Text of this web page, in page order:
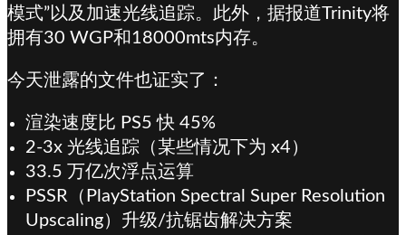
模式”以及加速光线追踪。此外，据报道Trinity将
拥有30 WGP和18000mts内存。
今天泄露的文件也证实了：
渲染速度比 PS5 快 45%
2-3x 光线追踪（某些情况下为 x4）
33.5 万亿次浮点运算
PSSR（PlayStation Spectral Super Resolution
Upscaling）升级/抗锯齿解决方案